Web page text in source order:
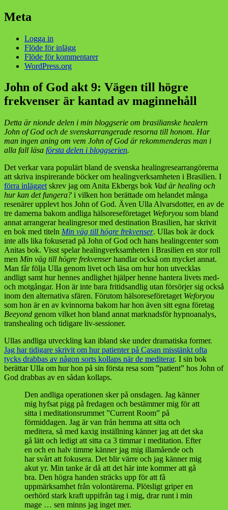
Meta
Logga in
Flöde för inlägg
Flöde för kommentarer
WordPress.org
John of God akt 9: Vägen till högre
frekvenser är kantad av maginnehåll
Detta är nionde delen i min bloggserie om brasilianske healern
John of God och de svenskarrangerade resorna till honom. Har
man ingen aning om vem John of God är rekommenderas man i
alla fall läsa första delen i bloggserien.
Det verkar vara populärt bland de svenska healingresearrangörerna
att skriva inspirerande böcker om healingverksamheten i Brasilien. I
förra inlägget skrev jag om Anita Ekbergs bok Vad är healing och
hur kan det fungera? i vilken hon berättade om helandet många
resenärer upplevt hos John of God. Även Ulla Alvarsdotter, en av de
tre damerna bakom andliga hälsoreseföretaget Weforyou som bland
annat arrangerar healingresor med destination Brasilien, har skrivit
en bok med titeln Min väg till högre frekvenser. Ullas bok är dock
inte alls lika fokuserad på John of God och hans healingcenter som
Anitas bok. Visst spelar healingverksamheten i Brasilien en stor roll
men Min väg till högre frekvenserhandlar också om mycket annat.
Man får följa Ulla genom livet och läsa om hur hon utvecklas
andligt samt hur hennes andlighet hjälper henne hantera livets med-
och motgångar. Hon är inte bara fritidsandlig utan försörjer sig också
inom den alternativa sfären. Förutom hälsoreseföretaget Weforyou
som hon är en av kvinnorna bakom har hon även sitt egna företag
Beeyond genom vilket hon bland annat marknadsför hypnoanalys,
transhealing och tidigare liv-sessioner.
Ullas andliga utveckling kan ibland ske under dramatiska former.
Jag har tidigare skrivit om hur patienter på Casan misstänkt ofta
tycks drabbas av någon sorts kollaps när de mediterar. I sin bok
berättar Ulla om hur hon på sin första resa som ”patient” hos John of
God drabbas av en sådan kollaps.
Den andliga operationen sker på onsdagen. Jag känner
mig hyfsat pigg på fredagen och bestämmer mig för att
sitta i meditationsrummet ”Current Room” på
förmiddagen. Jag är van från hemma att sitta och
meditera, så med kaxig inställning känner jag att det ska
gå lätt och ledigt att sitta ca 3 timmar i meditation. Efter
en och en halv timme känner jag mig illamående och
har svårt att fokusera. Det blir värre och jag känner mig
akut yr. Min tanke är då att det här inte kommer att gå
bra. Den högra handen sträcks upp för att få
uppmärksamhet från volontärerna. Plötsligt griper en
oerhörd stark kraft uppifrån tag i mig, drar runt i min
mage … sen minns jag inget mer.